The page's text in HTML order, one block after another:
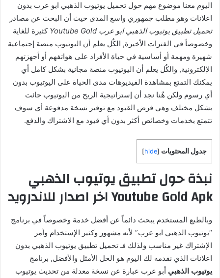
اليوم معنا موضوع مهم حول تحميل يوتيوب الذهبي ابو عرب بدون
اعلانات وهو مطلب جمهوري واسع المدى حيث أن البحث عن مصادر
تحميل تطبيق يوتيوب الذهبي ابو عرب Youtube Gold
كثيرة للغاية
وخصوصاً في الفترات الأخيرة, الكٌل يعلم أن اليوتيوب منصة إجتماعية
شهيرة ومهمة أو أساسية في حياة الأفراد على هواتفهم أو أجهزتهم
الإلكترونية, والكٌل يعلم أن اليوتيوب منصة مجانية بشكل كامل أي
يمكنك التمتع بمشاهدة الفيديوهات مدى الحياة على اليوتيوب بدون
أي رسوم ولكن هٌنا نجد أن إستراتيجية الربح من اليوتيوب جائت
بشكل مختلف وهي فرض القيود مع توفير نسخة مدفوعة أي سوف
تتمتع بخدمات وخصائص أكثر بدون أي قيود مع الاشتراك والدفع.
جدول المحتويات [
hide
]
نبذة حول تطبيق يوتيوب الذهبي
Youtube Gold Apk اخر اصدار للاندرويد
وبالطبع المستخدم يبحث دائماً عن أفضل خدمة وخصوصاً في برنامج
“يوتيوب الذهبي ابو عرب” لأنه مشهور وكثير الإستخدام وأمر
الإشتراك غير مناسب ولذلك فـ تحميل تطبيق يوتيوب الذهبي بدون
اعلانات الذي نقدمه لك اليوم هو الحل الأمثل والأفضل, برنامج
يوتيوب الذهبي أبو عرب عبارة عن نسخة معدلة من تحديث يوتيوب